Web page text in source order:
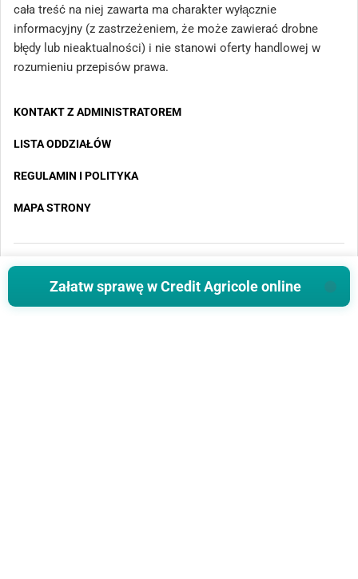
cała treść na niej zawarta ma charakter wyłącznie
informacyjny (z zastrzeżeniem, że może zawierać drobne
błędy lub nieaktualności) i nie stanowi oferty handlowej w
rozumieniu przepisów prawa.
KONTAKT Z ADMINISTRATOREM
LISTA ODDZIAŁÓW
REGULAMIN I POLITYKA
MAPA STRONY
Copyright 2025 - Wszystkie prawa zastrzeżone
Załatw sprawę w Credit Agricole online